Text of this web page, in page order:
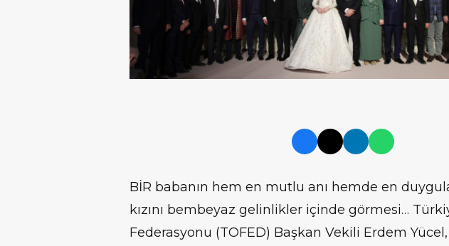
BİR babanın hem en mutlu anı hemde en
kızını bembeyaz gelinlikler içinde görmesi…
Federasyonu (TOFED) Başkan Vekili Erdem